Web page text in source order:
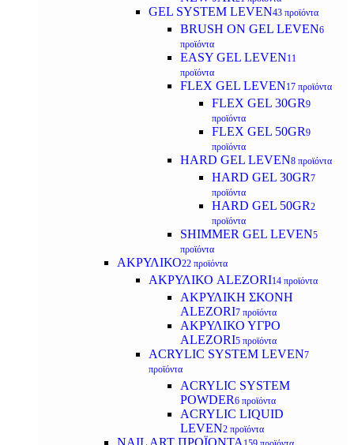
GEL SYSTEM LEVEN43 προϊόντα
BRUSH ON GEL LEVEN6
προϊόντα
EASY GEL LEVEN11
προϊόντα
FLEX GEL LEVEN17 προϊόντα
FLEX GEL 30GR9
προϊόντα
FLEX GEL 50GR9
προϊόντα
HARD GEL LEVEN8 προϊόντα
HARD GEL 30GR7
προϊόντα
HARD GEL 50GR2
προϊόντα
SHIMMER GEL LEVEN5
προϊόντα
ΑΚΡΥΛΙΚΟ22 προϊόντα
ΑΚΡΥΛΙΚΟ ALEZORI14 προϊόντα
ΑΚΡΥΛΙΚΗ ΣΚΟΝΗ
ALEZORI7 προϊόντα
ΑΚΡΥΛΙΚΟ ΥΓΡΟ
ALEZORI5 προϊόντα
ACRYLIC SYSTEM LEVEN7
προϊόντα
ACRYLIC SYSTEM
POWDER6 προϊόντα
ACRYLIC LIQUID
LEVEN2 προϊόντα
NAIL ART ΠΡΟΪΟΝΤΑ